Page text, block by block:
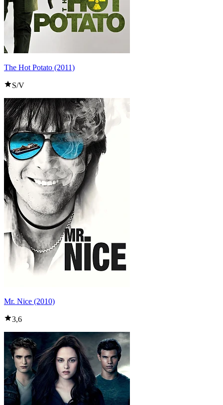
The Hot Potato (2011)
S/V
Mr. Nice (2010)
3,6